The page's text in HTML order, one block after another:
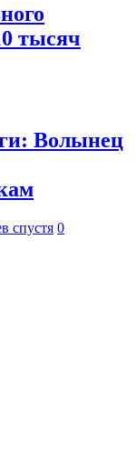
тысяч
Волынец
спустя 0